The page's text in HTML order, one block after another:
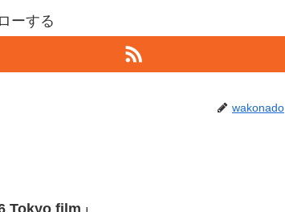
ーする
wakonado
Tokyo film」